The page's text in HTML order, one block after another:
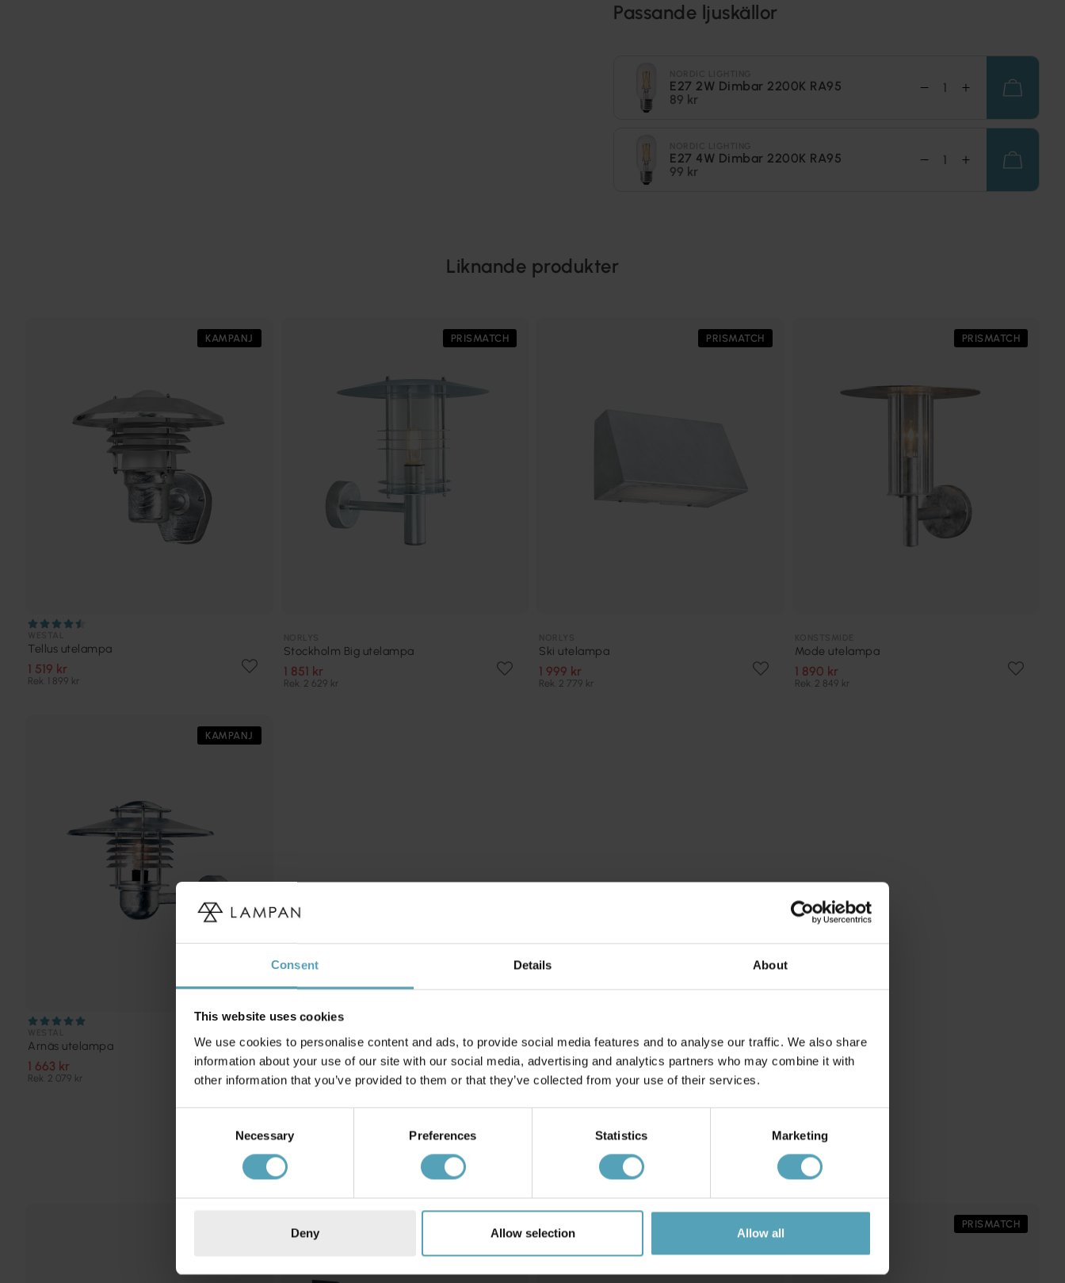
Consent Details About
This website uses cookies
We use cookies to personalise content and ads, to provide social media features and to analyse our traffic. We also share
information about your use of our site with our social media, advertising and analytics partners who may combine it with
other information that you’ve provided to them or that they’ve collected from your use of their services.
Necessary Preferences Statistics Marketing
Deny Allow selection Allow all
Passande ljuskällor
E27 2W Dimbar 2200K RA95
89 kr
E27 4W Dimbar 2200K RA95
99 kr
Liknande produkter
KAMPANJ
Tellus utelampa
1 519 kr
Rek. 1 899 kr
PRISMATCH
Stockholm Big utelampa
1 851 kr
Rek. 2 629 kr
PRISMATCH
Ski utelampa
1 999 kr
Rek. 2 779 kr
PRISMATCH
Mode utelampa
1 890 kr
Rek. 2 849 kr
KAMPANJ
Arnäs utelampa
1 663 kr
Rek. 2 079 kr
Andra köpte även
PRISMATCH